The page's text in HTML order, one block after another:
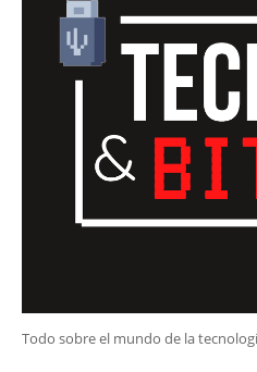
Todo sobre el mundo de la